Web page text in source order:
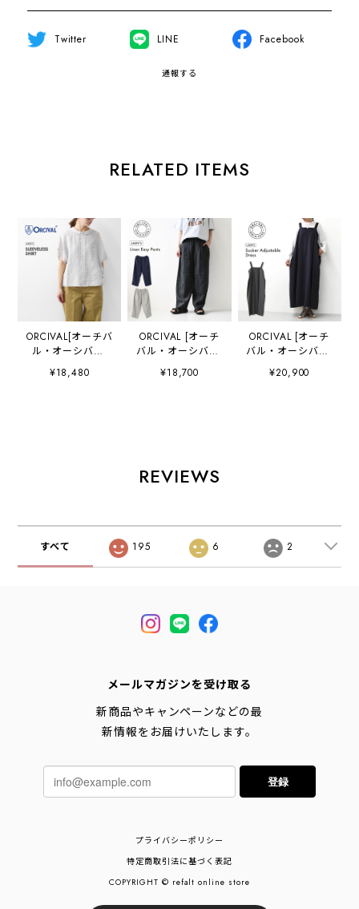
Twitter LINE Facebook
通報する
RELATED ITEMS
ORCIVAL[オーチバ
ル・オーシバル]
W SLEEVELESS
SHIRT [OR-
¥18,480
ORCIVAL [オーチ
バル・オーシバル]
W Linen Easy
Pants [OR-
ンツ・ゆったりシ
ルエット・LADY'S
¥18,700
ORCIVAL [オーチ
バル・オーシバル]
Sucker
Adjustable Dress
¥20,900
REVIEWS
すべて 195 6 2
メールマガジンを受け取る
新商品やキャンペーンなどの最
新情報をお届けいたします。
登録
プライバシーポリシー
特定商取引法に基づく表記
COPYRIGHT © refalt online store